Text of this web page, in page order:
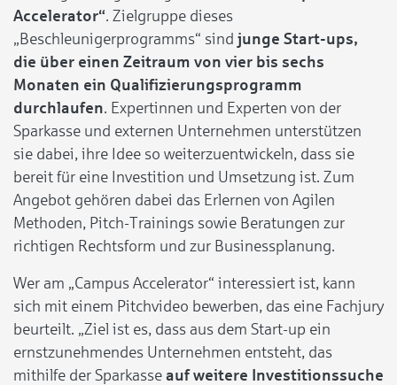
Accelerator“. Zielgruppe dieses
„Beschleunigerprogramms“ sind junge Start-ups,
die über einen Zeitraum von vier bis sechs
Monaten ein Qualifizierungsprogramm
durchlaufen. Expertinnen und Experten von der
Sparkasse und externen Unternehmen unterstützen
sie dabei, ihre Idee so weiterzuentwickeln, dass sie
bereit für eine Investition und Umsetzung ist. Zum
Angebot gehören dabei das Erlernen von Agilen
Methoden, Pitch-Trainings sowie Beratungen zur
richtigen Rechtsform und zur Businessplanung.
Wer am „Campus Accelerator“ interessiert ist, kann
sich mit einem Pitchvideo bewerben, das eine Fachjury
beurteilt. „Ziel ist es, dass aus dem Start-up ein
ernstzunehmendes Unternehmen entsteht, das
mithilfe der Sparkasse auf weitere Investitionssuche